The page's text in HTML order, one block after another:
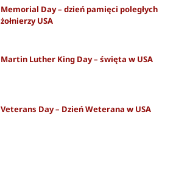
Memorial Day – dzień pamięci poległych
żołnierzy USA
Martin Luther King Day – święta w USA
Veterans Day – Dzień Weterana w USA